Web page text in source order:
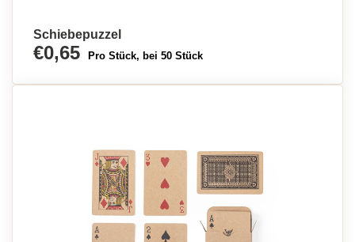
Schiebepuzzel
€0,65 Pro Stück, bei 50 Stück